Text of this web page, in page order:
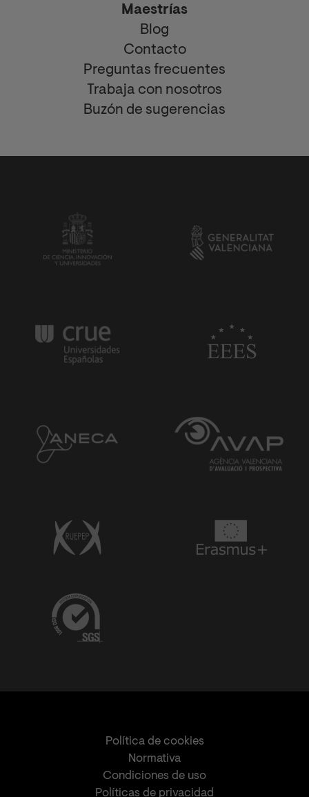
Maestrías
Blog
Contacto
Preguntas frecuentes
Trabaja con nosotros
Buzón de sugerencias
Política de cookies
Normativa
Condiciones de uso
Políticas de privacidad